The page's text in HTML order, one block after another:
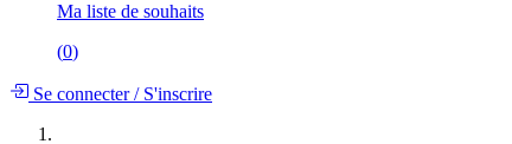
Ma liste de souhaits
(0)
Se connecter/S'inscrire